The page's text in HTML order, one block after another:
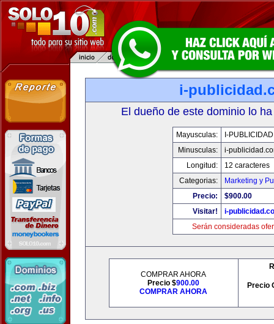
i-
El dueño de este dominio lo
Mayusculas:
I-
Minusculas:
i-
Longitud:
12 caracteres
Categorias:
Marketing y
Precio:
$900.00
Visitar!
i-
Serán consideradas
COMPRAR AHORA
Precio $900.00
COMPRAR AHORA
Precio